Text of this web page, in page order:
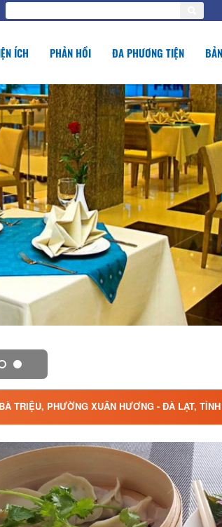
ÍCH PHẢN HỒI ĐA PHƯƠNG TIỆN
TRIỆU, PHƯỜNG XUÂN HƯƠNG - ĐÀ LẠT,